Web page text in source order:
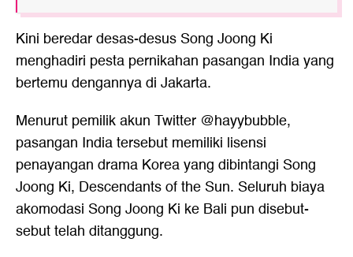
Kini beredar desas-desus Song Joong Ki
menghadiri pesta pernikahan pasangan India yang
bertemu dengannya di Jakarta.
Menurut pemilik akun Twitter @hayybubble,
pasangan India tersebut memiliki lisensi
penayangan drama Korea yang dibintangi Song
Joong Ki, Descendants of the Sun. Seluruh biaya
akomodasi Song Joong Ki ke Bali pun disebut-
sebut telah ditanggung.